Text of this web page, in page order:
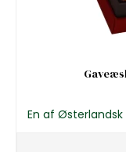
En af